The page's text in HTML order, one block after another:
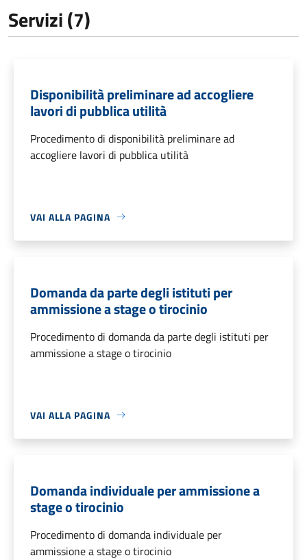
Servizi (7)
Disponibilità preliminare ad accogliere
lavori di pubblica utilità
Procedimento di disponibilità preliminare ad
accogliere lavori di pubblica utilità
VAI ALLA PAGINA
Domanda da parte degli istituti per
ammissione a stage o tirocinio
Procedimento di domanda da parte degli istituti per
ammissione a stage o tirocinio
VAI ALLA PAGINA
Domanda individuale per ammissione a
stage o tirocinio
Procedimento di domanda individuale per
ammissione a stage o tirocinio